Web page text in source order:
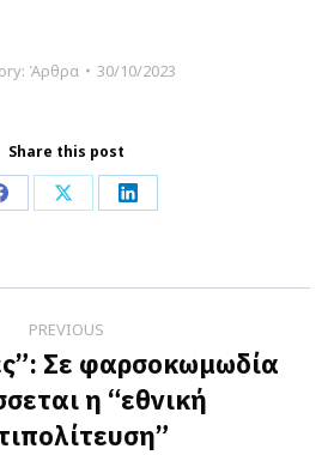
Άρθρα 30/10/2023
Share this post
Share
X
Share
LinkedIn
PREVIOUS
Previous
post:
Σε φαρσοκωμωδία
η “εθνική